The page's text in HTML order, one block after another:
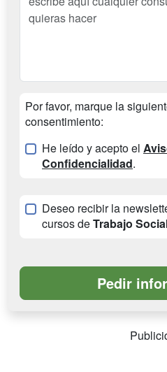
Por favor, marque la
consentimiento:
He leído y acepto el
Confidencialidad.
Deseo recibir la
cursos deTrabajo